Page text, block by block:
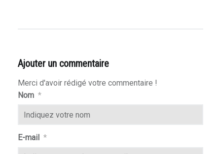
Spellslingers
Ajouter un commentaire
Merci d'avoir rédigé votre commentaire !
Nom *
E-mail *